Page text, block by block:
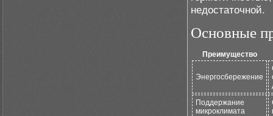
недостаточной.
Основные
Преимущество
Энергосбережение
Поддержание
микроклимата